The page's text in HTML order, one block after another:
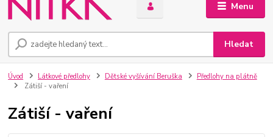
Menu
Hledat
Úvod Látkové předlohy Dětské vyšívání Beruška
Předlohy na plátně
Zátiší - vaření
Zátiší - vaření